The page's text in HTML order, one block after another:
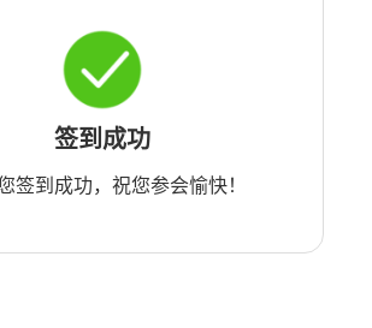
签到成功
签到成功，祝您参会愉快！